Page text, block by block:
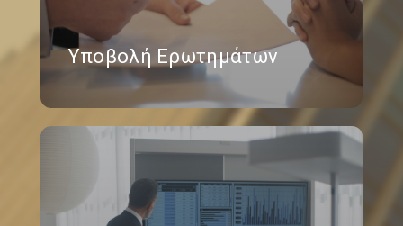
Υποβολή Ερωτημάτων